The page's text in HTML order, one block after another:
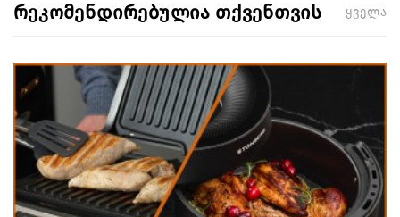
რეკომენდირებულია თქვენთვის ყველა